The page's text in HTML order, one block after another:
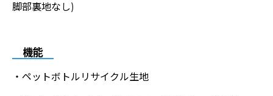
脚部裏地なし)
機能
・ペットボトルリサイクル生地